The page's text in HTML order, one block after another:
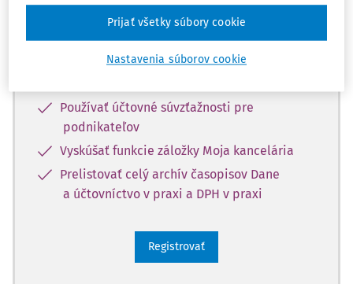
Vďaka registrácii si môžete
Prečítať platené články na portáli
Používať účtovné súvzťažnosti pre
podnikateľov
Vyskúšať funkcie záložky Moja kancelária
Prelistovať celý archív časopisov Dane
a účtovníctvo v praxi a DPH v praxi
Registrovať
Nastavenia súborov cookie
Prijať všetky súbory cookie